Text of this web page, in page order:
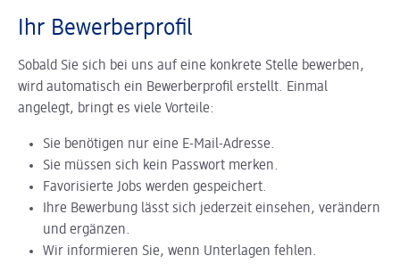
Ihr Bewerberprofil
Sobald Sie sich bei uns auf eine konkrete Stelle bewerben,
wird automatisch ein Bewerberprofil erstellt. Einmal
angelegt, bringt es viele Vorteile:
Sie benötigen nur eine E-Mail-Adresse.
Sie müssen sich kein Passwort merken.
Favorisierte Jobs werden gespeichert.
Ihre Bewerbung lässt sich jederzeit einsehen, verändern
und ergänzen.
Wir informieren Sie, wenn Unterlagen fehlen.